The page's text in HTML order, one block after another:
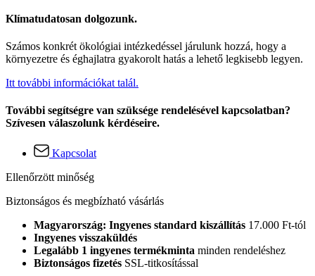
Klímatudatosan dolgozunk.
Számos konkrét ökológiai intézkedéssel járulunk hozzá, hogy a
környezetre és éghajlatra gyakorolt hatás a lehető legkisebb legyen.
Itt további információkat talál.
További segítségre van szüksége rendelésével kapcsolatban?
Szívesen válaszolunk kérdéseire.
Kapcsolat
Ellenőrzött minőség
Biztonságos és megbízható vásárlás
Magyarország: Ingyenes standard kiszállítás 17.000 Ft-tól
Ingyenes visszaküldés
Legalább 1 ingyenes termékminta minden rendeléshez
Biztonságos fizetés SSL-titkosítással